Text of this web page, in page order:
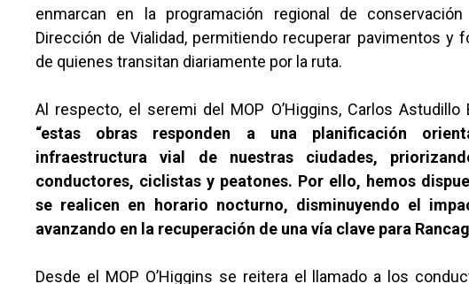
enmarcan en la programación regional de
Dirección de Vialidad, permitiendo recuperar pavimentos y
de quienes transitan diariamente por la ruta.
Al respecto, el seremi del MOP O’Higgins, Carlos
“estas obras responden a una planificación
infraestructura vial de nuestras ciudades,
conductores, ciclistas y peatones. Por ello, hemos
se realicen en horario nocturno, disminuyendo el
avanzando en la recuperación de una vía clave para
Desde el MOP O’Higgins se reitera el llamado a los